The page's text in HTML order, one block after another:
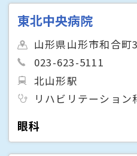
東北中央病院
山形県山形市和合町
023-623-5111
北山形駅
リハビリテーション
眼科